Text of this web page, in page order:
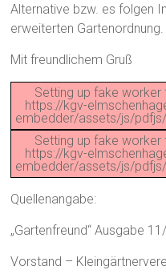
Alternative bzw. es folgen
erweiterten Gartenordnung.
Mit freundlichem Gruß
Setting up fake worker
https://kgv-
embedder/assets/js/
Setting up fake worker
https://kgv-
embedder/assets/js/
Quellenangabe:
„Gartenfreund“ Ausgabe
Vorstand –